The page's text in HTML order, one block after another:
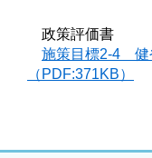
政策評価書
施策目標2-4 健
（PDF:371KB）